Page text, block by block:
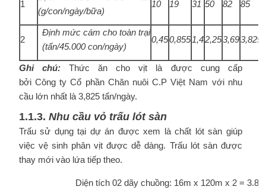
1
(g/con/ngày/bữa)
10 19 31 50 82 85
2
Định mức cám cho toàn trại
(tấn/45.000 con/ngày)
0,450,8551,42,253,693,825
Ghi chú:Thức ăn cho vịt là được cung cấp
bởi Công ty Cổ phần Chăn nuôi C.P Việt Nam với nhu
cầu lớn nhất là 3,825 tấn/ngày.
1.1.3. Nhu cầu vỏ trấu lótsàn
Trấu sử dụng tại dự án được xem là chất lót sàn giúp
việc vệ sinh phân vịt được dễ dàng. Trấu lót sàn được
thay mới vào lứa tiếp theo.
Diện tích 02 dãy chuồng: 16m x 120m x 2 =